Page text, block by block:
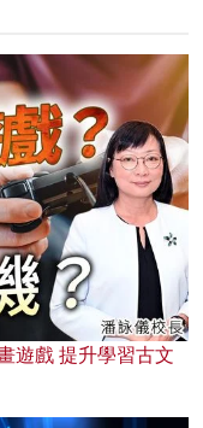
遊戲 提升學習古文